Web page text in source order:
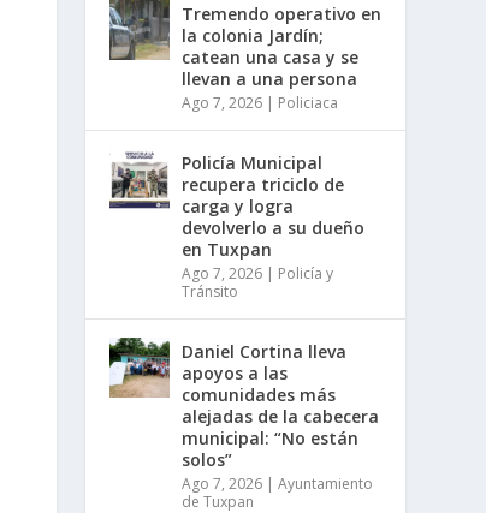
Tremendo operativo en
la colonia Jardín;
catean una casa y se
llevan a una persona
Ago 7, 2026| Policiaca
Policía Municipal
recupera triciclo de
carga y logra
devolverlo a su dueño
en Tuxpan
Ago 7, 2026| Policía y
Tránsito
Daniel Cortina lleva
apoyos a las
comunidades más
alejadas de la cabecera
municipal: “No están
solos”
Ago 7, 2026| Ayuntamiento
de Tuxpan